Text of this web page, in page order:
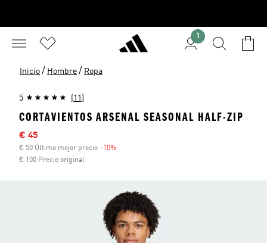
1
Inicio / Hombre / Ropa
5 (11)
CORTAVIENTOS ARSENAL SEASONAL HALF-ZIP
Precio rebajado
€ 45
€ 50 Último mejor precio -10%
€ 100 Precio original